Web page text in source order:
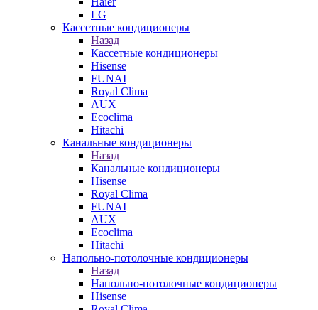
LG
Кассетные кондиционеры
Назад
Кассетные кондиционеры
Hisense
FUNAI
Royal Clima
AUX
Ecoclima
Hitachi
Канальные кондиционеры
Назад
Канальные кондиционеры
Hisense
Royal Clima
FUNAI
AUX
Ecoclima
Hitachi
Напольно-потолочные кондиционеры
Назад
Напольно-потолочные кондиционеры
Hisense